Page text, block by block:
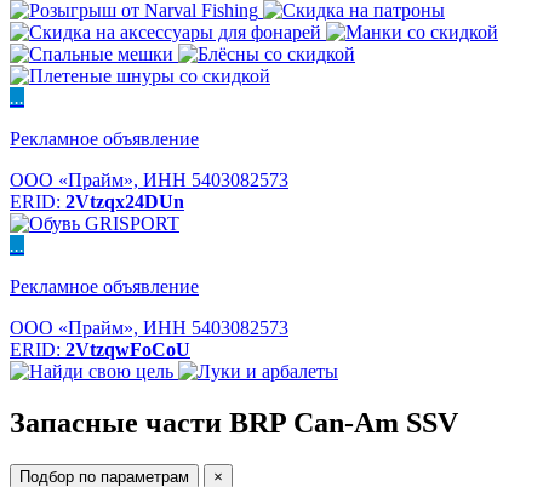
...
Рекламное объявление
ООО «Прайм», ИНН 5403082573
ERID: 2Vtzqx24DUn
...
Рекламное объявление
ООО «Прайм», ИНН 5403082573
ERID: 2VtzqwFoCoU
Запасные части BRP Can-Am SSV
Подбор по параметрам ×